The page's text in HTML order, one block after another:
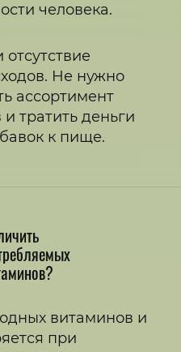
человека.
Не нужно
ассортимент
тратить деньги
к пище.
витаминов и
при